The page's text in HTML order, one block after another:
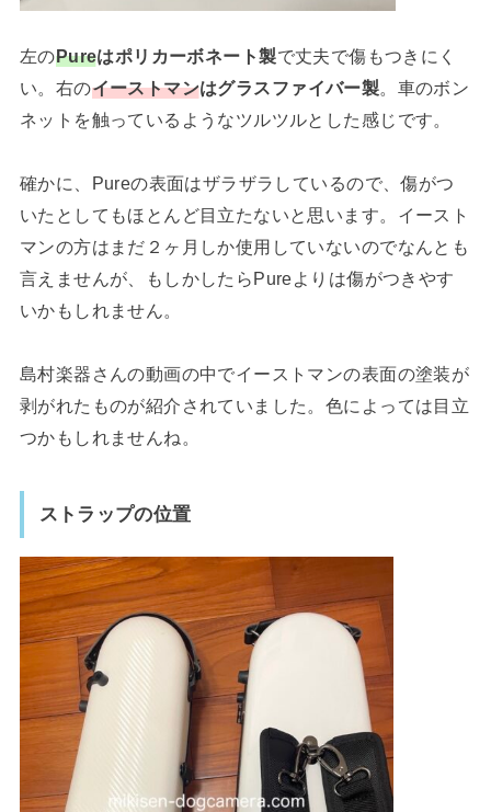
左のPureはポリカーボネート製で丈夫で傷もつきにく
い。右のイーストマンはグラスファイバー製。車のボン
ネットを触っているようなツルツルとした感じです。
確かに、Pureの表面はザラザラしているので、傷がつ
いたとしてもほとんど目立たないと思います。イースト
マンの方はまだ２ヶ月しか使用していないのでなんとも
言えませんが、もしかしたらPureよりは傷がつきやす
いかもしれません。
島村楽器さんの動画の中でイーストマンの表面の塗装が
剥がれたものが紹介されていました。色によっては目立
つかもしれませんね。
ストラップの位置